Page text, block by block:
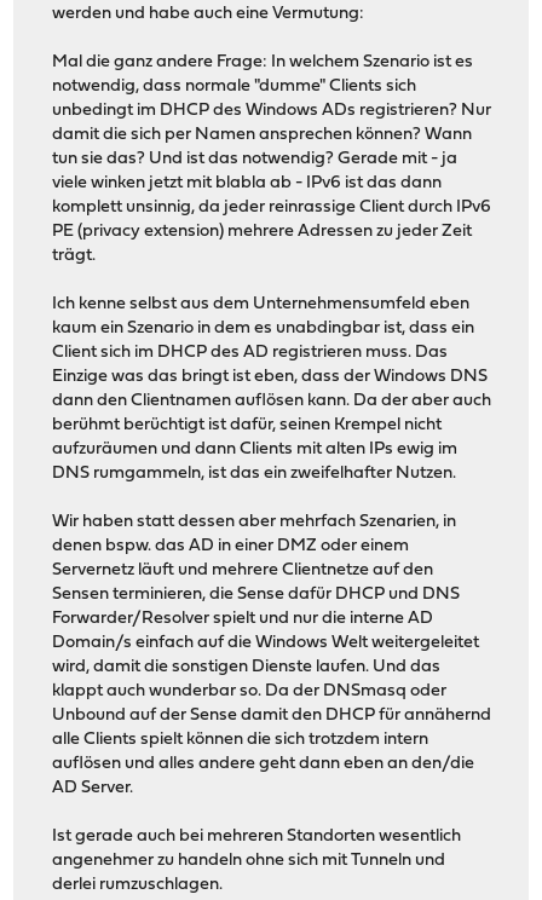
werden und habe auch eine Vermutung:
Mal die ganz andere Frage: In welchem Szenario ist es
notwendig, dass normale "dumme" Clients sich
unbedingt im DHCP des Windows ADs registrieren? Nur
damit die sich per Namen ansprechen können? Wann
tun sie das? Und ist das notwendig? Gerade mit - ja
viele winken jetzt mit blabla ab - IPv6 ist das dann
komplett unsinnig, da jeder reinrassige Client durch IPv6
PE (privacy extension) mehrere Adressen zu jeder Zeit
trägt.
Ich kenne selbst aus dem Unternehmensumfeld eben
kaum ein Szenario in dem es unabdingbar ist, dass ein
Client sich im DHCP des AD registrieren muss. Das
Einzige was das bringt ist eben, dass der Windows DNS
dann den Clientnamen auflösen kann. Da der aber auch
berühmt berüchtigt ist dafür, seinen Krempel nicht
aufzuräumen und dann Clients mit alten IPs ewig im
DNS rumgammeln, ist das ein zweifelhafter Nutzen.
Wir haben statt dessen aber mehrfach Szenarien, in
denen bspw. das AD in einer DMZ oder einem
Servernetz läuft und mehrere Clientnetze auf den
Sensen terminieren, die Sense dafür DHCP und DNS
Forwarder/Resolver spielt und nur die interne AD
Domain/s einfach auf die Windows Welt weitergeleitet
wird, damit die sonstigen Dienste laufen. Und das
klappt auch wunderbar so. Da der DNSmasq oder
Unbound auf der Sense damit den DHCP für annähernd
alle Clients spielt können die sich trotzdem intern
auflösen und alles andere geht dann eben an den/die
AD Server.
Ist gerade auch bei mehreren Standorten wesentlich
angenehmer zu handeln ohne sich mit Tunneln und
derlei rumzuschlagen.